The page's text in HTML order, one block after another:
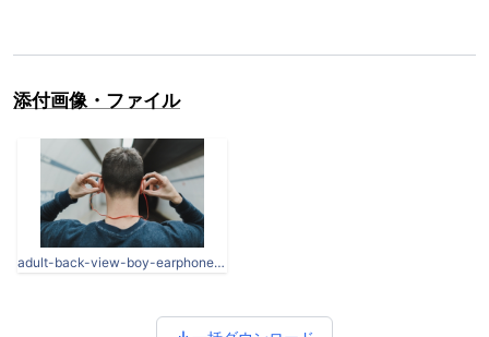
添付画像・ファイル
adult-back-view-boy-earphones-374866.jpg